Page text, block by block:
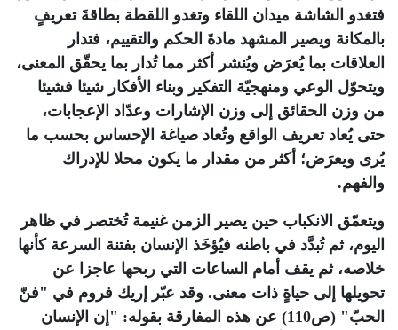
فتغدو الشاشة ميدان اللقاء وتغدو اللقطة بطاقةَ تعريفٍ
بالمكانة ويصير المشهد مادةَ الحكم والتقييم، فتدار
العلاقات بما يُعرَض ويُنشر أكثر مما تُدار بما يحقّق المعنى،
ويتحوّل الوعي ومنهجيّة التفكير وبناء الأفكار شيئا فشيئا
من وزن الحقائق إلى وزن الإشارات وعدّاد الإعجابات،
حتى يُعاد تعريف الواقع وتُعاد صياغة الإحساس بحسب ما
يُرى ويعرَض؛ أكثر من مقدار ما يكون محلا للإدراك
والفهم.
ويتعمّق الانكباب حين يصير الزمن غنيمة تُختصر في ظاهر
اليوم، ثم تُبدَّد في باطنه فيُؤخَذ الإنسان بفتنة السرعة كأنها
خلاصه، ثم يقف أمام الساعات التي ربحها عاجزا عن
تحويلها إلى حياةٍ ذات معنى. وقد عبّر إريك فروم في "فنّ
الحبّ" (ص110) عن هذه المفارقة بقوله: "إن الإنسان